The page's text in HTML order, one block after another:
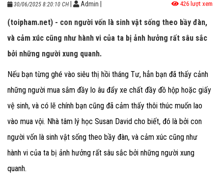
30/06/2025 8:20:10 CH Admin 426 lượt xem
(toipham.net) - con người vốn là sinh vật sống theo bầy đàn,
và cảm xúc cũng như hành vi của ta bị ảnh hưởng rất sâu sắc
bởi những người xung quanh.
Nếu bạn từng ghé vào siêu thị hồi tháng Tư, hẳn bạn đã thấy cảnh
những người mua sắm đầy lo âu đẩy xe chất đầy đồ hộp hoặc giấy
vệ sinh, và có lẽ chính bạn cũng đã cảm thấy thôi thúc muốn lao
vào mua vội. Nhà tâm lý học Susan David cho biết, đó là bởi con
người vốn là sinh vật sống theo bầy đàn, và cảm xúc cũng như
hành vi của ta bị ảnh hưởng rất sâu sắc bởi những người xung
quanh.